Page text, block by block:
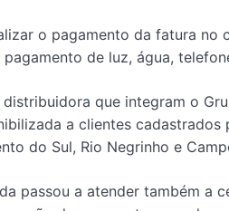
o pagamento da fatura
de luz, água,
distribuidora que integram o
a clientes
do Sul, Rio Negrinho e
passou a atender também a